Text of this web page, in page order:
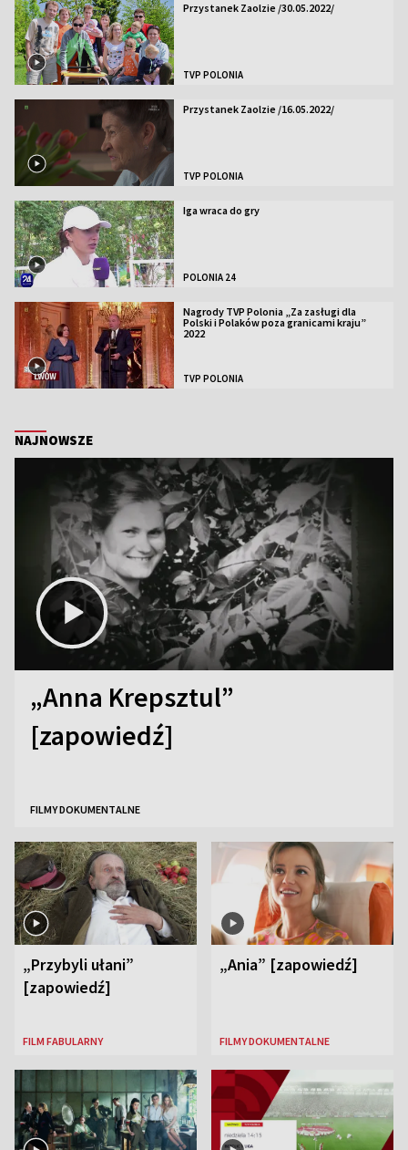
Przystanek Zaolzie /30.05.2022/
TVP POLONIA
Przystanek Zaolzie /16.05.2022/
TVP POLONIA
Iga wraca do gry
POLONIA 24
Nagrody TVP Polonia „Za zasługi dla
Polski i Polaków poza granicami kraju”
2022
TVP POLONIA
NAJNOWSZE
„Anna Krepsztul”
[zapowiedź]
FILMY DOKUMENTALNE
„Przybyli ułani”
[zapowiedź]
FILM FABULARNY
„Ania” [zapowiedź]
FILMY DOKUMENTALNE